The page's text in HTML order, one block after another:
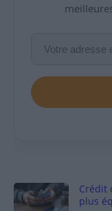
Crédit
plus